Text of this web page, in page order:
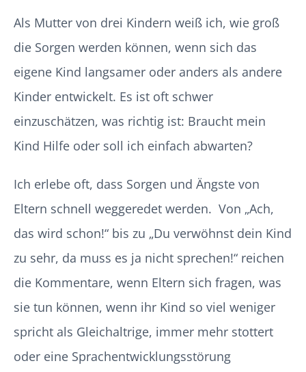
Als Mutter von drei Kindern weiß ich, wie groß
die Sorgen werden können, wenn sich das
eigene Kind langsamer oder anders als andere
Kinder entwickelt. Es ist oft schwer
einzuschätzen, was richtig ist: Braucht mein
Kind Hilfe oder soll ich einfach abwarten?
Ich erlebe oft, dass Sorgen und Ängste von
Eltern schnell weggeredet werden. Von „Ach,
das wird schon!“ bis zu „Du verwöhnst dein Kind
zu sehr, da muss es ja nicht sprechen!“ reichen
die Kommentare, wenn Eltern sich fragen, was
sie tun können, wenn ihr Kind so viel weniger
spricht als Gleichaltrige, immer mehr stottert
oder eine Sprachentwicklungsstörung